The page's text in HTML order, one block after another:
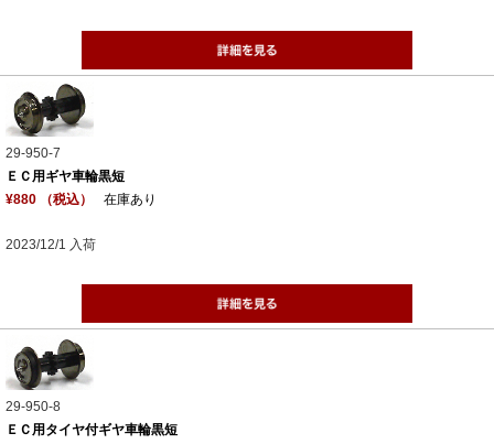
29-950-7
ＥＣ用ギヤ車輪黒短
¥880 （税込）
在庫あり
2023/12/1 入荷
29-950-8
ＥＣ用タイヤ付ギヤ車輪黒短